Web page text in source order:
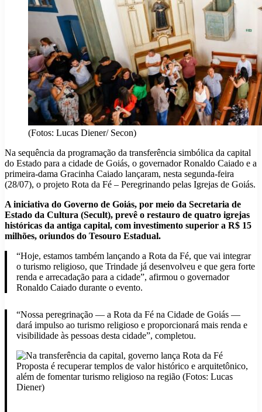
(Fotos: Lucas Diener/ Secon)
Na sequência da programação da transferência simbólica da capital
do Estado para a cidade de Goiás, o governador Ronaldo Caiado e a
primeira-dama Gracinha Caiado lançaram, nesta segunda-feira
(28/07), o projeto Rota da Fé – Peregrinando pelas Igrejas de Goiás.
A iniciativa do Governo de Goiás, por meio da Secretaria de
Estado da Cultura (Secult), prevê o restauro de quatro igrejas
históricas da antiga capital, com investimento superior a R$ 15
milhões, oriundos do Tesouro Estadual.
“Hoje, estamos também lançando a Rota da Fé, que vai integrar
o turismo religioso, que Trindade já desenvolveu e que gera forte
renda e arrecadação para a cidade”, afirmou o governador
Ronaldo Caiado durante o evento.
“Nossa peregrinação — a Rota da Fé na Cidade de Goiás —
dará impulso ao turismo religioso e proporcionará mais renda e
visibilidade às pessoas desta cidade”, completou.
Proposta é recuperar templos de valor histórico e arquitetônico,
além de fomentar turismo religioso na região (Fotos: Lucas
Diener)